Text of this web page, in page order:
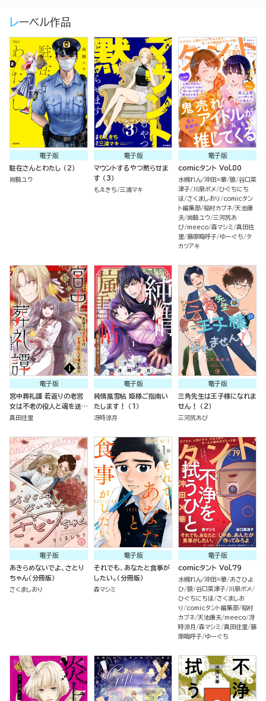
レーベル作品
電子版
駐在さんとわたし （2）
尚騎ユウ
電子版
マウントするやつ黙らせま
す （3）
もえきち 三浦マキ
電子版
comicタント Vol.80
水槻れん 沖田×華 狼 谷口菜
津子 川泉ポメ ひぐちにち
ほ さくましおり
comicタン
ト編集部 稲村カブネ 天池康
夫 尚騎ユウ 三河尻あ
び meeco 森マシミ 真田往
里 藤原嗚呼子 ゆーぐち タ
カツアキ
電子版
宮中葬礼譚 若返りの老宮
女は不老の役人と魂を送る
（分冊版）
真田往里
電子版
純情嵐雪帖 姫様ご指南い
たします！ （1）
冴時涼月
電子版
三角先生は王子様になれま
せん！ （2）
三河尻あび
電子版
あきらめないでよ、さとり
ちゃん（分冊版）
さくましおり
電子版
それでも、あなたと食事が
したい。（分冊版）
森マシミ
電子版
comicタント Vol.79
水槻れん 沖田×華 あさひよ
ひ 狼 谷口菜津子 川泉ポメ
ひぐちにちほ さくましお
り
comicタント編集部 稲村
カブネ 天池康夫 meeco 冴
時涼月
森マシミ 真田往里 藤
原嗚呼子 ゆーぐち